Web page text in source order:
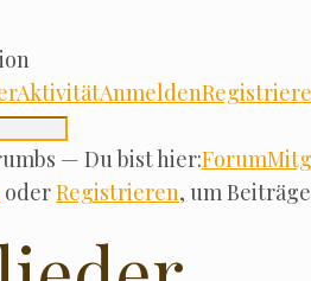
Akti­vi­tätAnmel­den
— Du bist hier:Forum
oderRegis­trie­ren, um